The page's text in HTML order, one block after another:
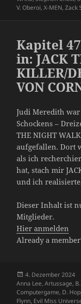
V. Oberoi,X-MEN,Zack
Kapitel
in: JACK
KILLER/
VON
Judi Meredith
Schockens –
THE NIGHT
aufgefallen. Dort
als ich
hat, stach mir
und ich
Dieser Inhalt ist
Mitglieder.
Hier anmelden
Already a
Veröffentlicht
am
4. Dezember 2024
Anna Lee,Artussage,
Computergame, D.
Flynn, Evil Miss